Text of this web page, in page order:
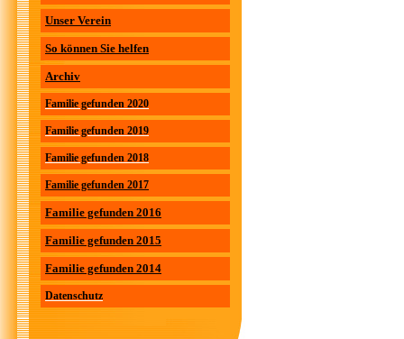
Unser Verein
So können Sie helfen
Archiv
Familie gefunden 2020
Familie gefunden 2019
Familie gefunden 2018
Familie gefunden 2017
Familie gefunden 2016
Familie gefunden 2015
Familie gefunden 2014
Datenschutz